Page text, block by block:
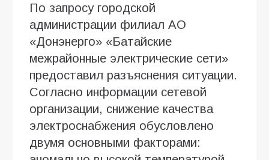
По запросу городской
администрации филиал АО
«Донэнерго» «Батайские
межрайонные электрические сети»
предоставил разъяснения ситуации.
Согласно информации сетевой
организации, снижение качества
электроснабжения обусловлено
двумя основными факторами: